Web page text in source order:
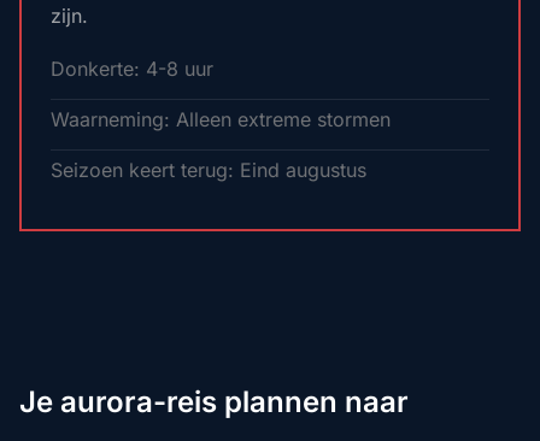
zijn.
Donkerte: 4-8 uur
Waarneming: Alleen extreme stormen
Seizoen keert terug: Eind augustus
Je aurora-reis plannen naar